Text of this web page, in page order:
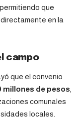
que
en la
campo
que el convenio
millones de pesos
comunales
locales.